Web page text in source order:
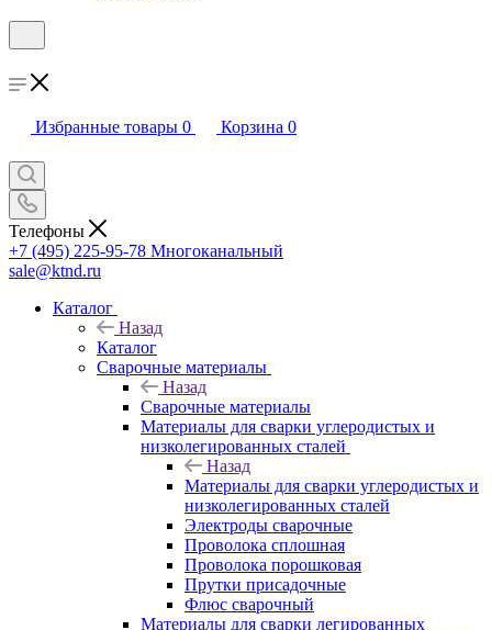
Избранные товары 0 Корзина 0
Телефоны
+7 (495) 225-95-78 Многоканальный
sale@ktnd.ru
Каталог
Назад
Каталог
Сварочные материалы
Назад
Сварочные материалы
Материалы для сварки углеродистых и
низколегированных сталей
Назад
Материалы для сварки углеродистых и
низколегированных сталей
Электроды сварочные
Проволока сплошная
Проволока порошковая
Прутки присадочные
Флюс сварочный
Материалы для сварки легированных